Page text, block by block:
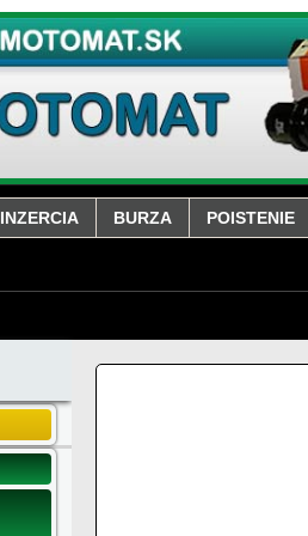
INZERCIA BURZA POISTENIE